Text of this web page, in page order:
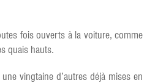
fois ouverts à la voiture, comme
quais hauts.
vingtaine d’autres déjà mises en